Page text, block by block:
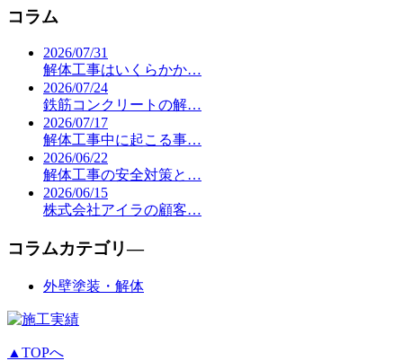
コラム
2026/07/31
解体工事はいくらかか…
2026/07/24
鉄筋コンクリートの解…
2026/07/17
解体工事中に起こる事…
2026/06/22
解体工事の安全対策と…
2026/06/15
株式会社アイラの顧客…
コラムカテゴリ―
外壁塗装・解体
▲TOPへ